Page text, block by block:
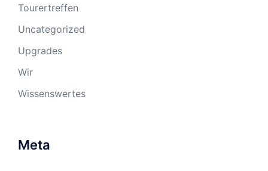
Tourertreffen
Uncategorized
Upgrades
Wir
Wissenswertes
Meta